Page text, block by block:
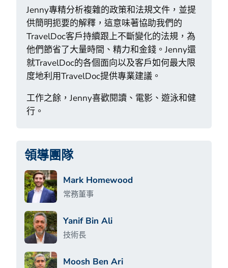
Jenny專精分析複雜的政策和法規文件，並提
供簡明扼要的解釋，這意味著協助我們的
TravelDoc客戶持續跟上不斷變化的法規，為
他們節省了大量時間、精力和金錢。Jenny還
就TravelDoc的各個面向以及客戶如何最大限
度地利用TravelDoc提供專業建議。
工作之餘，Jenny喜歡閱讀、電影、遊泳和健
行。
領導團隊
Mark Homewood
常務董事
Yanif Bin Ali
技術長
Moosh Ben Ari